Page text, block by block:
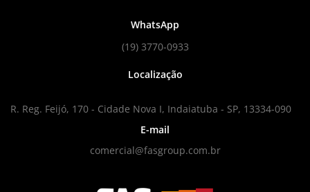
WhatsApp
(19) 3770-0933
Localização
R. Reg. Feijó, 170 - Cidade Nova I, Indaiatuba - SP, 13334-090
E-mail
comercial@fasgroup.com.br